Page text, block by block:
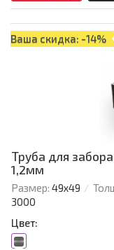
Ваша скидка: -14%
Труба для
1,2мм
Размер: 49х49
3000
Цвет: